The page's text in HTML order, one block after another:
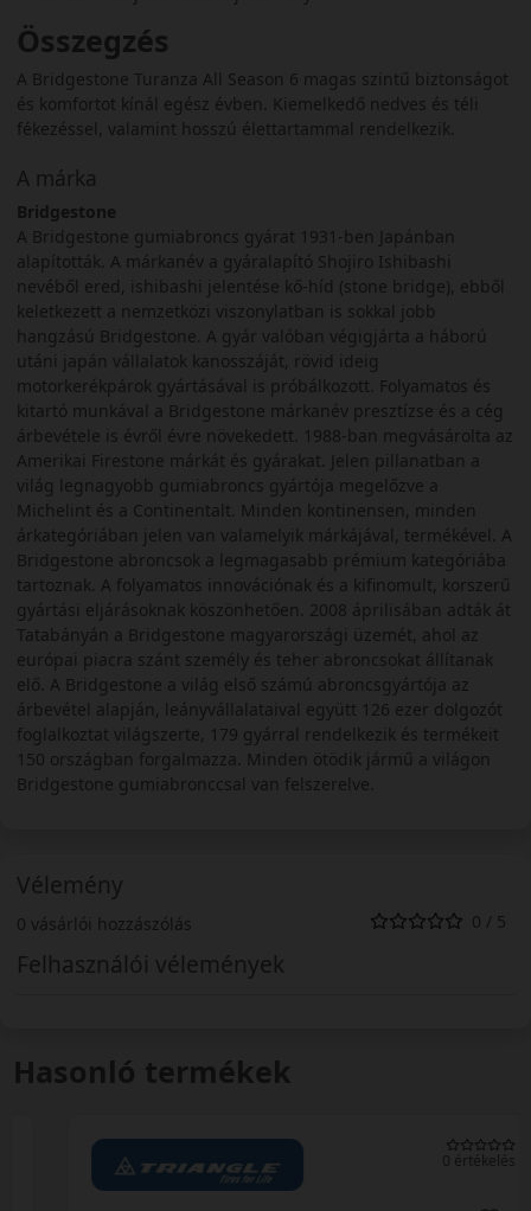
Összegzés
A Bridgestone Turanza All Season 6 magas szintű biztonságot
és komfortot kínál egész évben. Kiemelkedő nedves és téli
fékezéssel, valamint hosszú élettartammal rendelkezik.
A márka
Bridgestone
A Bridgestone gumiabroncs gyárat 1931-ben Japánban
alapították. A márkanév a gyáralapító Shojiro Ishibashi
nevéből ered, ishibashi jelentése kő-híd (stone bridge), ebből
keletkezett a nemzetközi viszonylatban is sokkal jobb
hangzású Bridgestone. A gyár valóban végigjárta a háború
utáni japán vállalatok kanosszáját, rövid ideig
motorkerékpárok gyártásával is próbálkozott. Folyamatos és
kitartó munkával a Bridgestone márkanév presztízse és a cég
árbevétele is évről évre növekedett. 1988-ban megvásárolta az
Amerikai Firestone márkát és gyárakat. Jelen pillanatban a
világ legnagyobb gumiabroncs gyártója megelőzve a
Michelint és a Continentalt. Minden kontinensen, minden
árkategóriában jelen van valamelyik márkájával, termékével. A
Bridgestone abroncsok a legmagasabb prémium kategóriába
tartoznak. A folyamatos innovációnak és a kifinomult, korszerű
gyártási eljárásoknak köszönhetően. 2008 áprilisában adták át
Tatabányán a Bridgestone magyarországi üzemét, ahol az
európai piacra szánt személy és teher abroncsokat állítanak
elő. A Bridgestone a világ első számú abroncsgyártója az
árbevétel alapján, leányvállalataival együtt 126 ezer dolgozót
foglalkoztat világszerte, 179 gyárral rendelkezik és termékeit
150 országban forgalmazza. Minden ötödik jármű a világon
Bridgestone gumiabronccsal van felszerelve.
Vélemény
0 vásárlói hozzászólás 0 / 5
Felhasználói vélemények
Hasonló termékek
0 értékelés